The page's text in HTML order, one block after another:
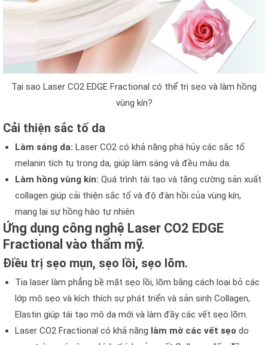
Tại sao Laser CO2 EDGE Fractional có thể trị sẹo và làm hồng
vùng kín?
Cải thiện sắc tố da
Làm sáng da: Laser CO2 có khả năng phá hủy các sắc tố
melanin tích tụ trong da, giúp làm sáng và đều màu da.
Làm hồng vùng kín: Quá trình tái tạo và tăng cường sản xuất
collagen giúp cải thiện sắc tố và độ đàn hồi của vùng kín,
mang lại sự hồng hào tự nhiên
Ứng dụng công nghệ Laser CO2 EDGE
Fractional vào thẩm mỹ.
Điều trị sẹo mụn, sẹo lồi, sẹo lõm.
Tia laser làm phẳng bề mặt sẹo lồi, lõm bằng cách loại bỏ các
lớp mô sẹo và kích thích sự phát triển và sản sinh Collagen,
Elastin giúp tái tạo mô da mới và làm đầy các vết sẹo lõm.
Laser CO2 Fractional có khả năng làm mờ các vết sẹo do